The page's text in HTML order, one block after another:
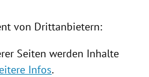
von Drittanbietern:
Seiten werden Inhalte
Infos.